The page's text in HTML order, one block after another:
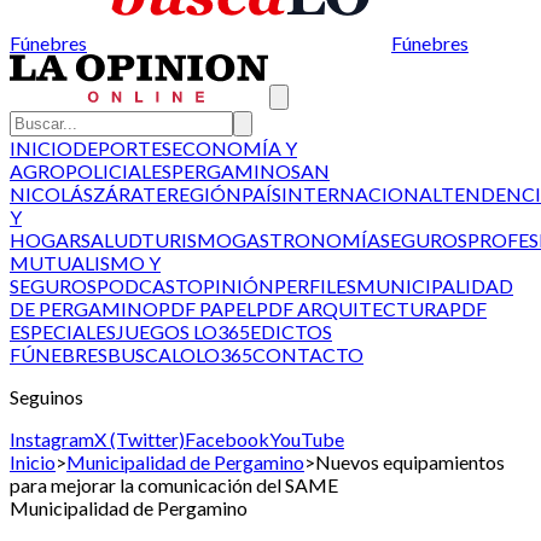
Fúnebres Fúnebres
INICIODEPORTESECONOMÍA Y
AGROPOLICIALESPERGAMINOSAN
NICOLÁSZÁRATEREGIÓNPAÍSINTERNACIONAL
Y
HOGARSALUDTURISMOGASTRONOMÍASEGUROS
MUTUALISMO Y
SEGUROSPODCASTOPINIÓNPERFILESMUNICIPALIDAD
DE PERGAMINOPDF PAPELPDF ARQUITECTURAPDF
ESPECIALESJUEGOS LO365EDICTOS
FÚNEBRESBUSCALOLO365CONTACTO
Seguinos
InstagramX (Twitter)FacebookYouTube
Inicio>Municipalidad de Pergamino>Nuevos equipamientos
para mejorar la comunicación del SAME
Municipalidad de Pergamino